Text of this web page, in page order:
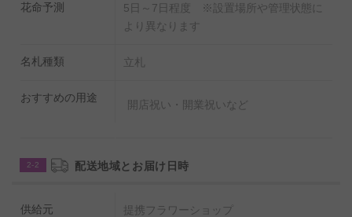
花命予測
5日～7日程度 ※設置場所や管理状態に
より異なります
名札種類 立札
おすすめの用途
開店祝い・開業祝いなど
2-2 配送地域とお届け日時
供給元 提携フラワーショップ